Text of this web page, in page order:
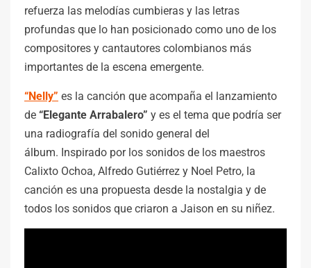
refuerza las melodías cumbieras y las letras
profundas que lo han posicionado como uno de los
compositores y cantautores colombianos más
importantes de la escena emergente.
“Nelly” es la canción que acompaña el lanzamiento
de “Elegante Arrabalero” y es el tema que podría ser
una radiografía del sonido general del
álbum. Inspirado por los sonidos de los maestros
Calixto Ochoa, Alfredo Gutiérrez y Noel Petro, la
canción es una propuesta desde la nostalgia y de
todos los sonidos que criaron a Jaison en su niñez.